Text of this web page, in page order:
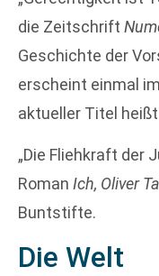
die Zeitschrift
Geschichte der
erscheint einmal
aktueller Titel heißt
„Die Fliehkraft der
Roman Ich, Oliver
Buntstifte.
Die Welt